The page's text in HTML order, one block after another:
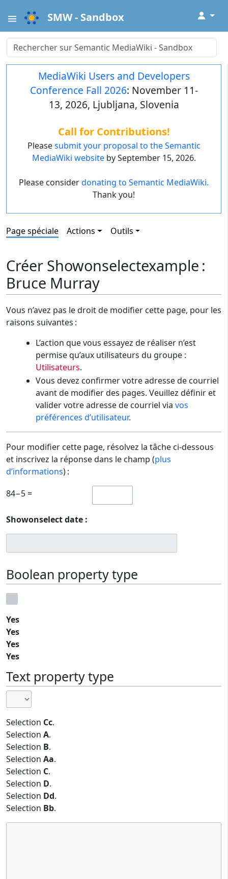
SMW - Sandbox ↓
MediaWiki Users and Developers
Conference Fall 2026: November 11-
13, 2026, Ljubljana, Slovenia
Call for Contributions!
Pleasesubmit your proposal to the Semantic
MediaWiki websiteby September 15, 2026.
Please considerdonating to Semantic MediaWiki.
Thank you!
Page spéciale Actions Outils
Créer Showonselectexample :
Bruce Murray
Vous n’avez pas le droit de modifier cette page, pour les
raisons suivantes :
L’action que vous essayez de réaliser n’est
permise qu’aux utilisateurs du groupe :
Utilisateurs.
Vous devez confirmer votre adresse de courriel
avant de modifier des pages. Veuillez définir et
valider votre adresse de courriel via vos
préférences d’utilisateur.
Pour modifier cette page, résolvez la tâche ci-dessous
et inscrivez la réponse dans le champ (plus
d’informations) :
84−5 =
Showonselect date :
Boolean property type
Yes
Yes
Yes
Yes
Text property type
Selection Cc.
Selection A.
Selection B.
Selection Aa.
Selection C.
Selection D.
Selection Dd.
Selection Bb.